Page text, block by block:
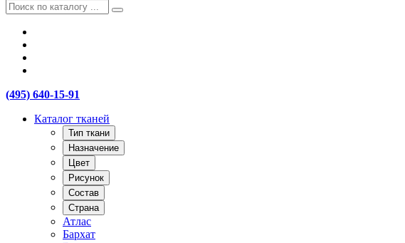
(495) 640-15-91
Каталог тканей
Тип ткани
Назначение
Цвет
Рисунок
Состав
Страна
Атлас
Бархат